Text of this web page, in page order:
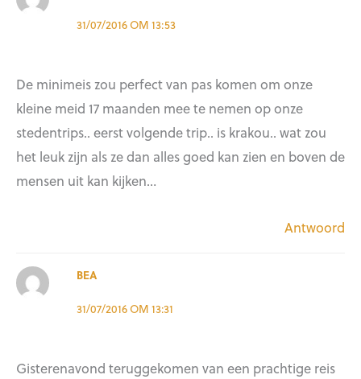
31/07/2016 OM 13:53
De minimeis zou perfect van pas komen om onze
kleine meid 17 maanden mee te nemen op onze
stedentrips.. eerst volgende trip.. is krakou.. wat zou
het leuk zijn als ze dan alles goed kan zien en boven de
mensen uit kan kijken…
Antwoord
BEA
31/07/2016 OM 13:31
Gisterenavond teruggekomen van een prachtige reis